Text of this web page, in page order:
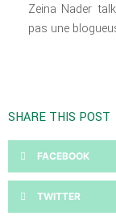
Zeina Nader
pas une
SHARE THIS POST
FACEBOOK
TWITTER